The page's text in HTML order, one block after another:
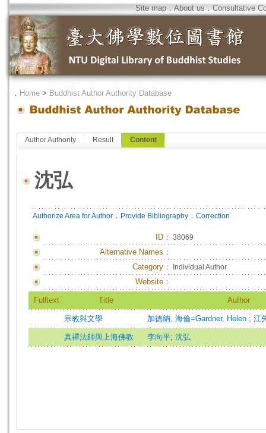
Site map．About us．Consultative
． Home > Buddhist Author Authority Database
Author Authority Result Content
沈弘
Authorize Area for Author ． Provide Bibliography ． Correction
ID ： 38069
Alternative Names：
Category：
Individual Author
Website：
Fulltext Title Author
宗教與文學 加德納, 海倫=Gardner, Helen ; 江
真禪法師與上海佛教 李向平; 沈弘